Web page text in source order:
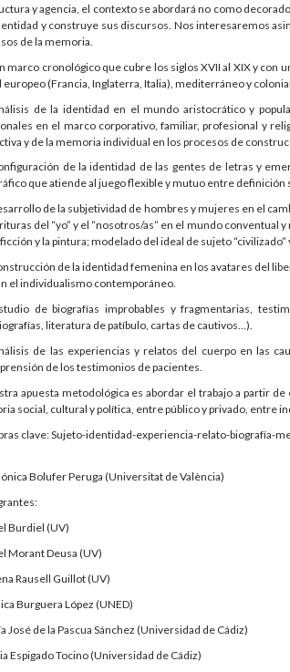
y agencia, el contexto se abordará no como
y construye sus discursos. Nos interesaremos
de la memoria.
marco cronológico que cubre los siglos XVII al XIX y con
europeo (Francia, Inglaterra, Italia), mediterráneo y
de la identidad en el mundo aristocrático y
en el marco corporativo, familiar, profesional y
y de la memoria individual en los procesos de
de la identidad de las gentes de letras y
que atiende al juego flexible y mutuo entre
de la subjetividad de hombres y mujeres en el
del “yo” y el “nosotros/as” en el mundo
y la pintura; modelado del ideal de sujeto
de la identidad femenina en los avatares del
el individualismo contemporáneo.
de biografías improbables y fragmentarias,
literatura de patíbulo, cartas de cautivos…).
de las experiencias y relatos del cuerpo en las
de los testimonios de pacientes.
apuesta metodológica es abordar el trabajo a partir
social, cultural y política, entre público y privado, entre
clave: Sujeto-identidad-experiencia-relato-
Bolufer Peruga (Universitat de València)
Burdiel (UV)
Morant Deusa (UV)
Rausell Guillot (UV)
Burguera López (UNED)
José de la Pascua Sánchez (Universidad de Cádiz)
Espigado Tocino (Universidad de Cádiz)